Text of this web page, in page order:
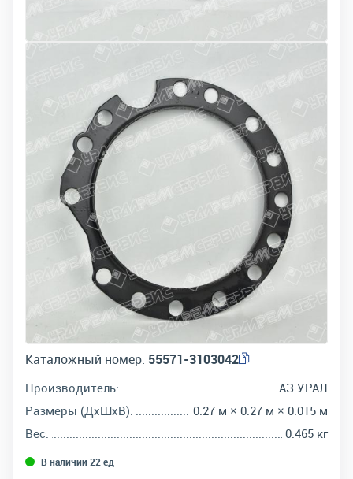
Каталожный номер: 55571-3103042
Производитель:
АЗ УРАЛ
Размеры (ДхШхВ):
0.27 м × 0.27 м × 0.015 м
Вес:
0.465 кг
В наличии 22 ед